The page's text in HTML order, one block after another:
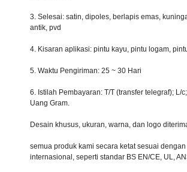
3. Selesai: satin, dipoles, berlapis emas,
antik, pvd
4. Kisaran aplikasi: pintu kayu, pintu logam,
5. Waktu Pengiriman: 25 ~ 30 Hari
6. Istilah Pembayaran: T/T (transfer telegraf); L/
Uang Gram.
Desain khusus, ukuran, warna, dan logo
semua produk kami secara ketat sesuai
internasional, seperti standar BS EN/CE, UL,